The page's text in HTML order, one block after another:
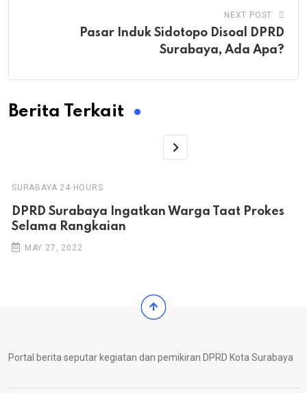
NEXT POST
Pasar Induk Sidotopo Disoal DPRD
Surabaya, Ada Apa?
Berita Terkait
SURABAYA 24 HOURS
DPRD Surabaya Ingatkan Warga Taat Prokes
Selama Rangkaian
MAY 27, 2022
Portal berita seputar kegiatan dan pemikiran DPRD Kota Surabaya